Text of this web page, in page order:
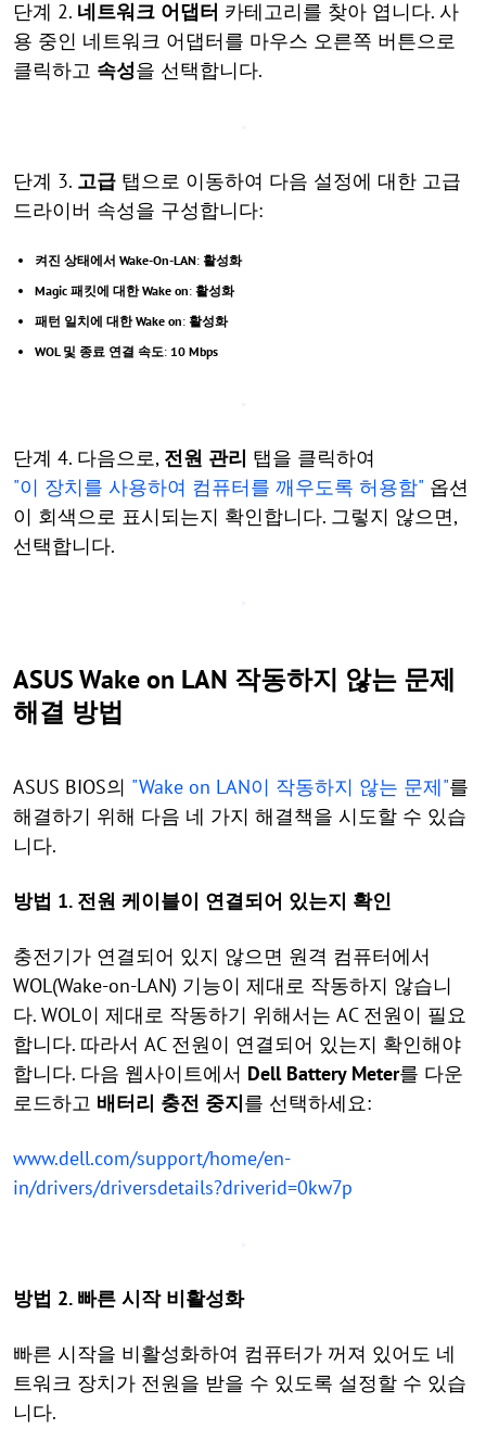
단계 2. 네트워크 어댑터 카테고리를 찾아 엽니다. 사
용 중인 네트워크 어댑터를 마우스 오른쪽 버튼으로
클릭하고 속성을 선택합니다.
단계 3. 고급 탭으로 이동하여 다음 설정에 대한 고급
드라이버 속성을 구성합니다:
켜진 상태에서 Wake-On-LAN: 활성화
Magic 패킷에 대한 Wake on: 활성화
패턴 일치에 대한 Wake on: 활성화
WOL 및 종료 연결 속도: 10 Mbps
단계 4. 다음으로, 전원 관리 탭을 클릭하여
"이 장치를 사용하여 컴퓨터를 깨우도록 허용함" 옵션
이 회색으로 표시되는지 확인합니다. 그렇지 않으면,
선택합니다.
ASUS Wake on LAN 작동하지 않는 문제
해결 방법
ASUS BIOS의 "Wake on LAN이 작동하지 않는 문제"를
해결하기 위해 다음 네 가지 해결책을 시도할 수 있습
니다.
방법 1. 전원 케이블이 연결되어 있는지 확인
충전기가 연결되어 있지 않으면 원격 컴퓨터에서
WOL(Wake-on-LAN) 기능이 제대로 작동하지 않습니
다. WOL이 제대로 작동하기 위해서는 AC 전원이 필요
합니다. 따라서 AC 전원이 연결되어 있는지 확인해야
합니다. 다음 웹사이트에서 Dell Battery Meter를 다운
로드하고 배터리 충전 중지를 선택하세요:
www.dell.com/support/home/en-
in/drivers/driversdetails?driverid=0kw7p
방법 2. 빠른 시작 비활성화
빠른 시작을 비활성화하여 컴퓨터가 꺼져 있어도 네
트워크 장치가 전원을 받을 수 있도록 설정할 수 있습
니다.